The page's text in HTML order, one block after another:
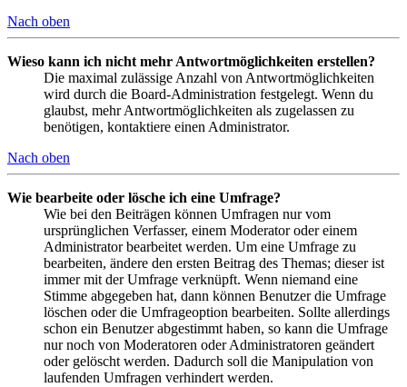
Nach oben
Wieso kann ich nicht mehr Antwortmöglichkeiten erstellen?
Die maximal zulässige Anzahl von Antwortmöglichkeiten
wird durch die Board-Administration festgelegt. Wenn du
glaubst, mehr Antwortmöglichkeiten als zugelassen zu
benötigen, kontaktiere einen Administrator.
Nach oben
Wie bearbeite oder lösche ich eine Umfrage?
Wie bei den Beiträgen können Umfragen nur vom
ursprünglichen Verfasser, einem Moderator oder einem
Administrator bearbeitet werden. Um eine Umfrage zu
bearbeiten, ändere den ersten Beitrag des Themas; dieser ist
immer mit der Umfrage verknüpft. Wenn niemand eine
Stimme abgegeben hat, dann können Benutzer die Umfrage
löschen oder die Umfrageoption bearbeiten. Sollte allerdings
schon ein Benutzer abgestimmt haben, so kann die Umfrage
nur noch von Moderatoren oder Administratoren geändert
oder gelöscht werden. Dadurch soll die Manipulation von
laufenden Umfragen verhindert werden.